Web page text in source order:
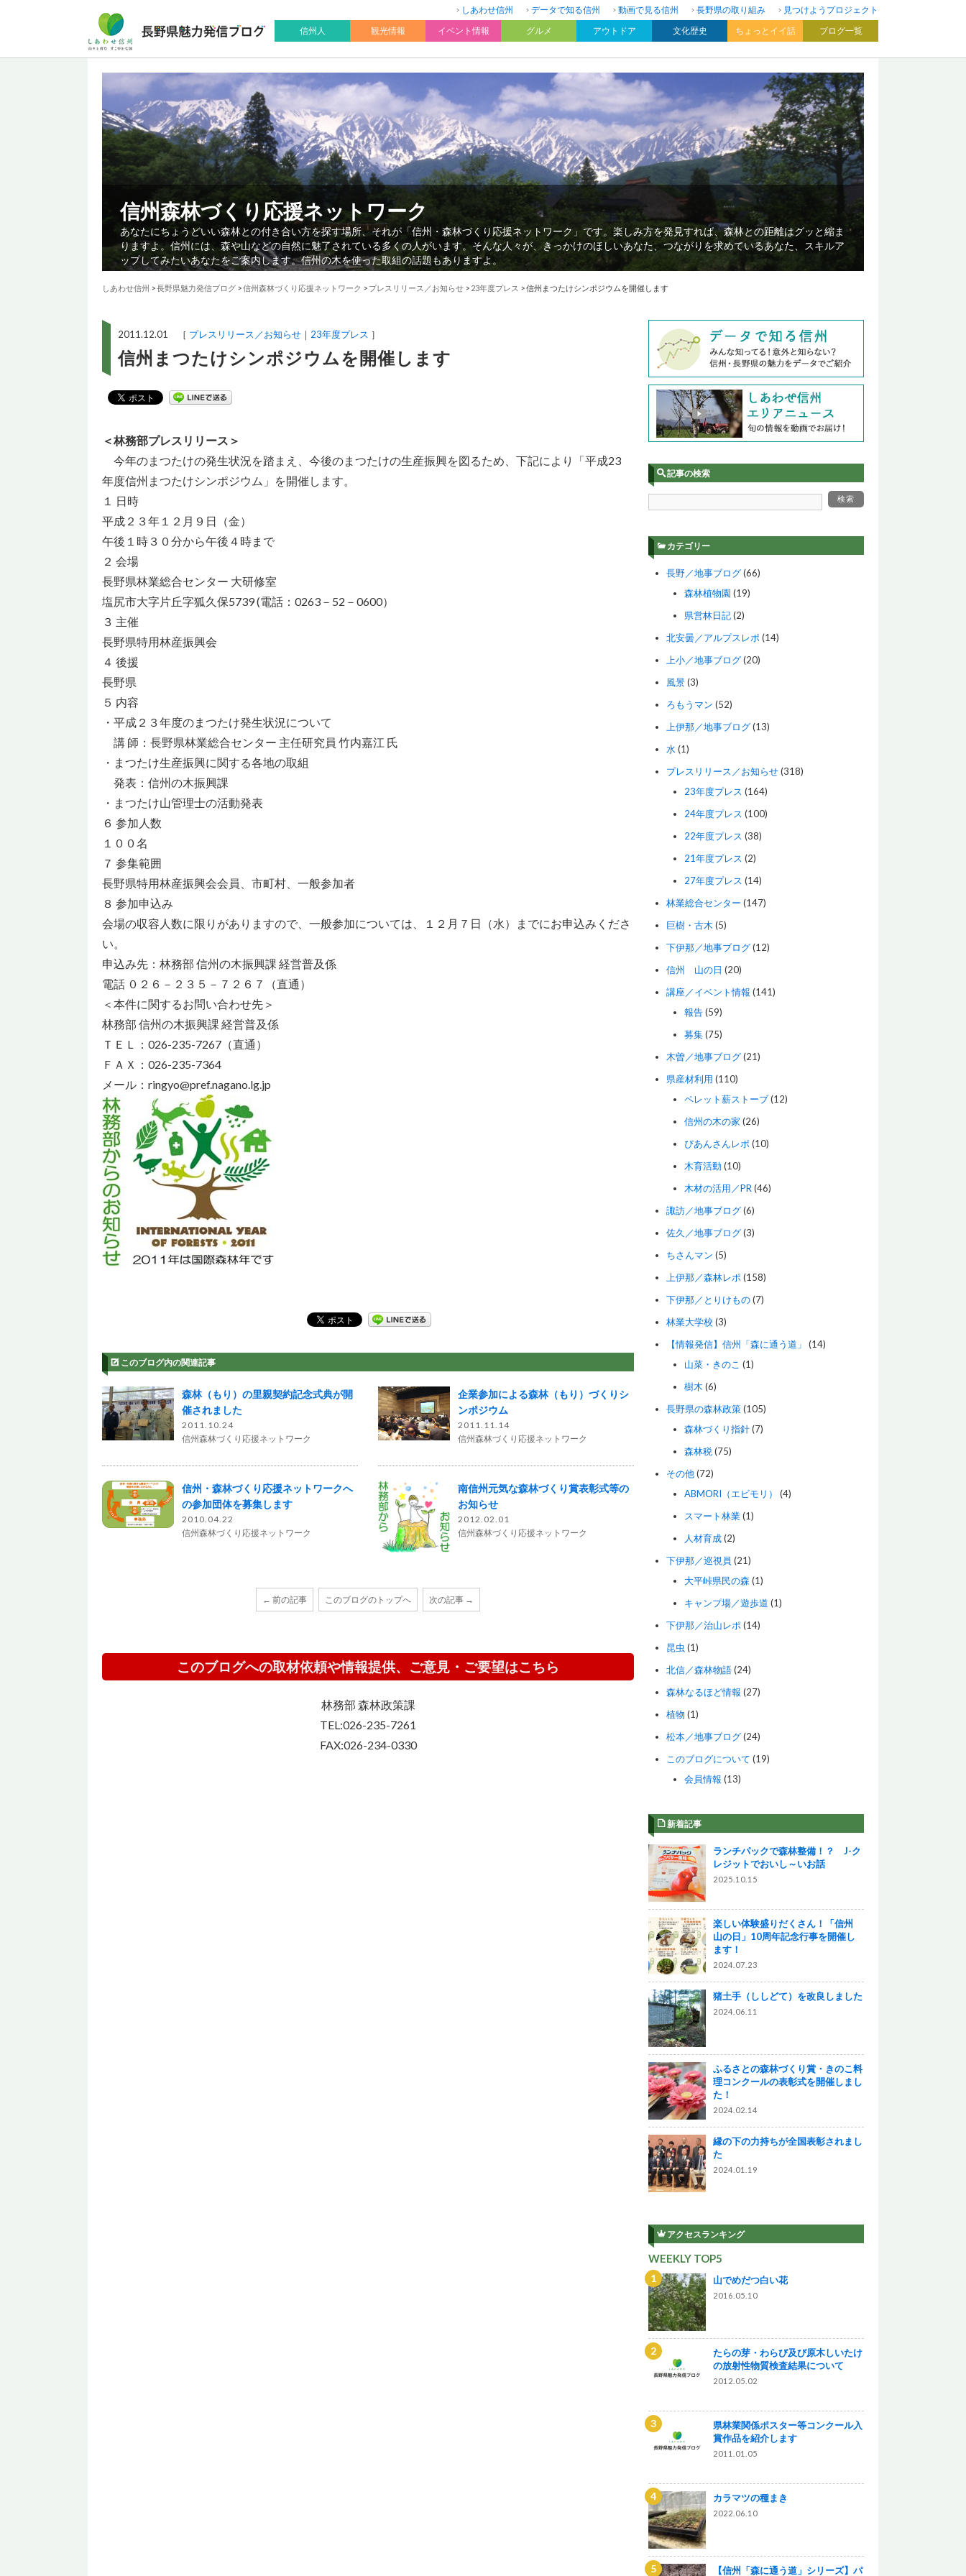
しあわせ信州 データで知る信州 動画で見る信州 長野県の取り組み
見つけようプロジェクト
信州人
観光情報 イベント情報 グルメ アウトドア 文化歴史 ちょっとイイ話 ブログ一覧
信州森林づくり応援ネットワーク
あなたにちょうどいい森林との付き合い方を探す場所、それが「信州・森林づくり応援ネットワーク」です。楽しみ方を発見すれば、森林との距離はグッと縮ま
りますよ。信州には、森や山などの自然に魅了されている多くの人がいます。そんな人々が、きっかけのほしいあなた、つながりを求めているあなた、スキルア
ップしてみたいあなたをご案内します。信州の木を使った取組の話題もありますよ。
しあわせ信州 >長野県魅力発信ブログ >信州森林づくり応援ネットワーク > プレスリリース／お知らせ > 23年度プレス >信州まつたけシンポジウムを開催します
2011.12.01 ［ プレスリリース／お知らせ 23年度プレス ］
信州まつたけシンポジウムを開催します
＜林務部プレスリリース＞
今年のまつたけの発生状況を踏まえ、今後のまつたけの生産振興を図るため、下記により「平成23
年度信州まつたけシンポジウム」を開催します。
１ 日時
平成２３年１２月９日（金）
午後１時３０分から午後４時まで
２ 会場
長野県林業総合センター 大研修室
塩尻市大字片丘字狐久保5739 (電話：0263－52－0600）
３ 主催
長野県特用林産振興会
４ 後援
長野県
５ 内容
・平成２３年度のまつたけ発生状況について
講 師：長野県林業総合センター 主任研究員 竹内嘉江 氏
・まつたけ生産振興に関する各地の取組
発表：信州の木振興課
・まつたけ山管理士の活動発表
６ 参加人数
１００名
７ 参集範囲
長野県特用林産振興会会員、市町村、一般参加者
８ 参加申込み
会場の収容人数に限りがありますので、一般参加については、１２月７日（水）までにお申込みくださ
い。
申込み先：林務部 信州の木振興課 経営普及係
電話 ０２６－２３５－７２６７（直通）
＜本件に関するお問い合わせ先＞
林務部 信州の木振興課 経営普及係
ＴＥＬ：026-235-7267（直通）
ＦＡＸ：026-235-7364
メール：ringyo@pref.nagano.lg.jp
このブログ内の関連記事
森林（もり）の里親契約記念式典が開
催されました
2011.10.24
信州森林づくり応援ネットワーク
企業参加による森林（もり）づくりシ
ンポジウム
2011.11.14
信州森林づくり応援ネットワーク
信州・森林づくり応援ネットワークへ
の参加団体を募集します
2010.04.22
信州森林づくり応援ネットワーク
南信州元気な森林づくり賞表彰式等の
お知らせ
2012.02.01
信州森林づくり応援ネットワーク
← 前の記事 このブログのトップへ 次の記事 →
このブログへの取材依頼や情報提供、ご意見・ご要望はこちら
林務部 森林政策課
TEL:026-235-7261
FAX:026-234-0330
記事の検索
カテゴリー
長野／地事ブログ(66)
森林植物園 (19)
県営林日記(2)
北安曇／アルプスレポ (14)
上小／地事ブログ(20)
風景(3)
ろもうマン (52)
上伊那／地事ブログ(13)
水 (1)
プレスリリース／お知らせ(318)
23年度プレス (164)
24年度プレス (100)
22年度プレス (38)
21年度プレス (2)
27年度プレス (14)
林業総合センター (147)
巨樹・古木 (5)
下伊那／地事ブログ(12)
信州 山の日 (20)
講座／イベント情報 (141)
報告(59)
募集(75)
木曽／地事ブログ(21)
県産材利用 (110)
ペレット薪ストーブ(12)
信州の木の家 (26)
ぴあんさんレポ (10)
木育活動(10)
木材の活用／PR (46)
諏訪／地事ブログ(6)
佐久／地事ブログ(3)
ちさんマン (5)
上伊那／森林レポ (158)
下伊那／とりけもの(7)
林業大学校 (3)
【情報発信】信州「森に通う道」
(14)
山菜・きのこ (1)
樹木 (6)
長野県の森林政策(105)
森林づくり指針(7)
森林税 (75)
その他(72)
ABMORI（エビモリ）
(4)
スマート林業(1)
人材育成(2)
下伊那／巡視員 (21)
大平峠県民の森 (1)
キャンプ場／遊歩道 (1)
下伊那／治山レポ (14)
昆虫 (1)
北信／森林物語(24)
森林なるほど情報 (27)
植物 (1)
松本／地事ブログ(24)
このブログについて (19)
会員情報 (13)
新着記事
ランチパックで森林整備！？ J-ク
レジットでおいし～いお話
2025.10.15
楽しい体験盛りだくさん！「信州
山の日」10周年記念行事を開催し
ます！
2024.07.23
猪土手（ししどて）を改良しました
2024.06.11
ふるさとの森林づくり賞・きのこ料
理コンクールの表彰式を開催しまし
た！
2024.02.14
縁の下の力持ちが全国表彰されまし
た
2024.01.19
アクセスランキング
WEEKLY TOP5
山でめだつ白い花
2016.05.10
たらの芽・わらび及び原木しいたけ
の放射性物質検査結果について
2012.05.02
県林業関係ポスター等コンクール入
賞作品を紹介します
2011.01.05
カラマツの種まき
2022.06.10
【信州「森に通う道」シリーズ】パ